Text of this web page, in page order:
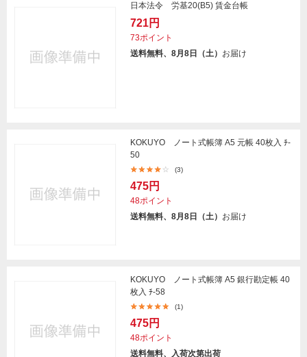
日本法令 労基20(B5) 賃金台帳
721円
73ポイント
送料無料、8月8日（土） お届け
KOKUYO ノート式帳簿 A5 元帳 40枚入 ﾁ-
50
(3)
475円
48ポイント
送料無料、8月8日（土） お届け
KOKUYO ノート式帳簿 A5 銀行勘定帳 40
枚入 ﾁ-58
(1)
475円
48ポイント
送料無料、入荷次第出荷